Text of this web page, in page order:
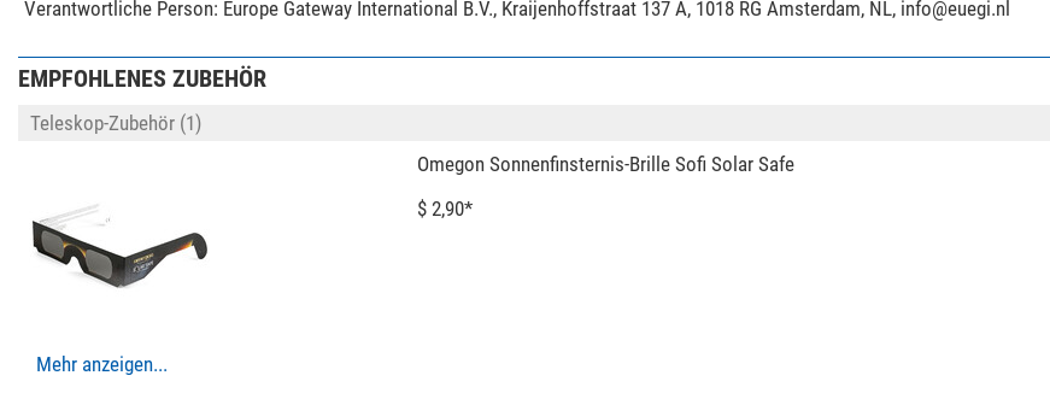
Verantwortliche Person: Europe Gateway International B.V., Kraijenhoffstraat 137 A, 1018 RG Amsterdam, NL, info@euegi.nl
EMPFOHLENES ZUBEHÖR
Teleskop-Zubehör (1)
Omegon Sonnenfinsternis-Brille Sofi Solar Safe
$ 2,90*
Fotostative (2)
Mehr anzeigen...